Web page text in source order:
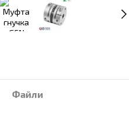
Файли